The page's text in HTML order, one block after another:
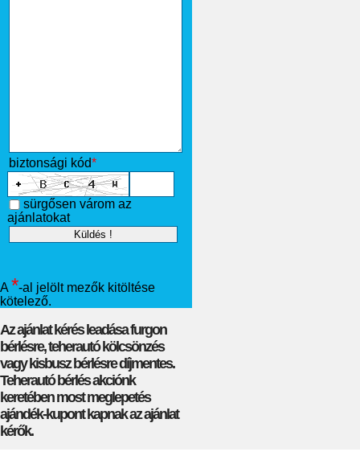
biztonsági kód*
sürgősen várom az
ajánlatokat
A *-al jelölt mezők kitöltése
kötelező.
Az ajánlat kérés leadása furgon
bérlésre, teherautó kölcsönzés
vagy kisbusz bérlésre díjmentes.
Teherautó bérlés akciónk
keretében most meglepetés
ajándék-kupont kapnak az ajánlat
kérők.